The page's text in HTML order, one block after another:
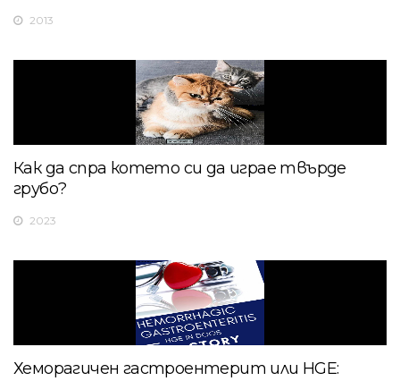
2013
Как да спра котето си да играе твърде
грубо?
2023
Хеморагичен гастроентерит или HGE: